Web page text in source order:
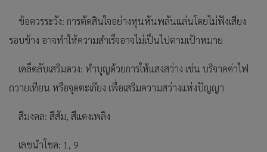
ข้อควรระวัง: การตัดสินใจอย่างหุนหันพลันแล่นโดยไม่ฟังเสียง
รอบข้าง อาจทำให้ความสำเร็จอาจไม่เป็นไปตามเป้าหมาย
เคล็ดลับเสริมดวง: ทำบุญด้วยการให้แสงสว่าง เช่น บริจาคค่าไฟ
ถวายเทียน หรือจุดตะเกียง เพื่อเสริมความสว่างแห่งปัญญา
สีมงคล: สีส้ม, สีแดงเพลิง
เลขนำโชค: 1, 9